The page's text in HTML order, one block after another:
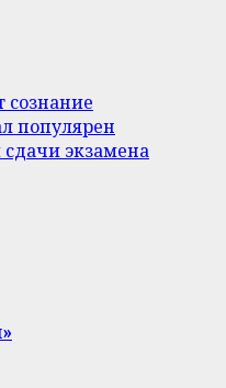
сознание
популярен
экзамена